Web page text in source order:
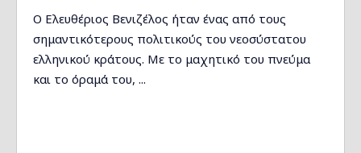
Ο Ελευθέριος Βενιζέλος ήταν ένας από τους
σημαντικότερους πολιτικούς του νεοσύστατου
ελληνικού κράτους. Με το μαχητικό του πνεύμα
και το όραμά του, ...